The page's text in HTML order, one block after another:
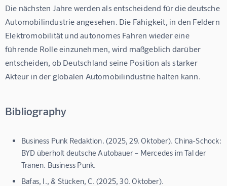
Die nächsten Jahre werden als entscheidend für die deutsche
Automobilindustrie angesehen. Die Fähigkeit, in den Feldern
Elektromobilität und autonomes Fahren wieder eine
führende Rolle einzunehmen, wird maßgeblich darüber
entscheiden, ob Deutschland seine Position als starker
Akteur in der globalen Automobilindustrie halten kann.
Bibliography
Business Punk Redaktion. (2025, 29. Oktober). China-Schock:
BYD überholt deutsche Autobauer – Mercedes im Tal der
Tränen. Business Punk.
Bafas, I., & Stücken, C. (2025, 30. Oktober).